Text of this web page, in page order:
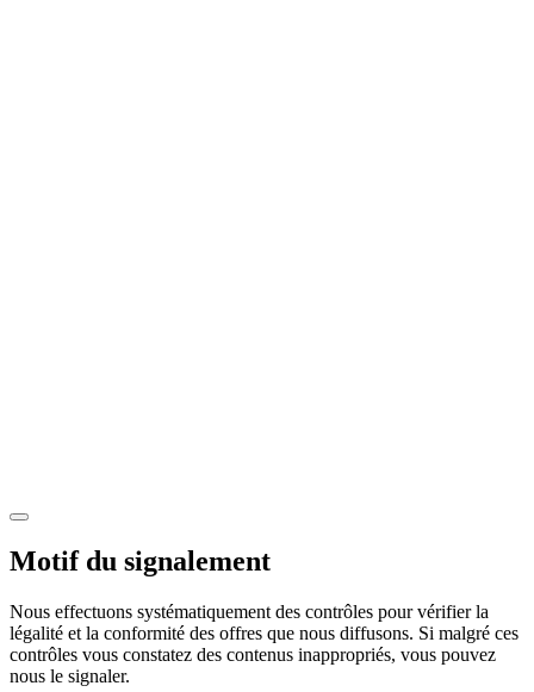
Motif du signalement
Nous effectuons systématiquement des contrôles pour vérifier la
légalité et la conformité des offres que nous diffusons. Si malgré ces
contrôles vous constatez des contenus inappropriés, vous pouvez
nous le signaler.